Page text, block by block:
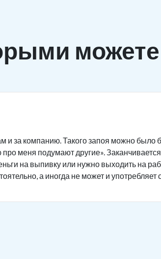
и за компанию. Такого запоя можно
меня подумают другие».
на выпивку или нужно выходить на
а иногда не может и